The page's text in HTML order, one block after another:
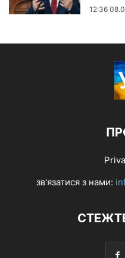
12:36
зв'язатися з нами: